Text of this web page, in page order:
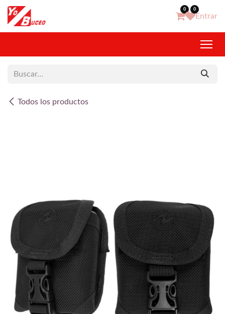
Ir al contenido 0 0
Entrar
Todos los productos